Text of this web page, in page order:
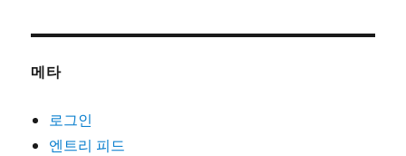
메타
로그인
엔트리 피드